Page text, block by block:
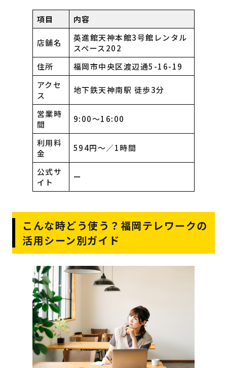
項目 内容
店舗名
英進館天神本館3号館レンタル
スペース202
住所
福岡市中央区渡辺通5-16-19
アクセ
ス
地下鉄天神南駅 徒歩3分
営業時
間
9:00〜16:00
利用料
金
594円～／1時間
公式サ
イト
ー
こんな時どう使う？福岡テレワークの
活用シーン別ガイド